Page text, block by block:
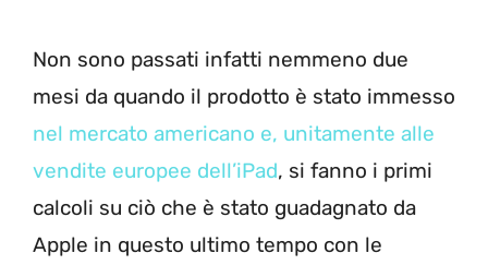
Non sono passati infatti nemmeno due
mesi da quando il prodotto è stato immesso
nel mercato americano e, unitamente alle
vendite europee dell’iPad, si fanno i primi
calcoli su ciò che è stato guadagnato da
Apple in questo ultimo tempo con le